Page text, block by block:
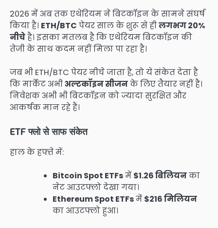
2026 में अब तक एथेरियम ने बिटकॉइन के सामने संघर्ष
किया है। ETH/BTC पेयर साल के शुरू से हीलगभग 20%
नीचेहै। इसका मतलब है कि एथेरियम बिटकॉइन की
तेजी के साथ कदम नहीं मिला पा रहा है।
जब भी ETH/BTC पेयर नीचे जाता है, तो ये संकेत देता है
कि मार्केट अभीअल्टकॉइन सीजनके लिए तैयार नहीं है।
निवेशक अभी भी बिटकॉइन को ज्यादा सुरक्षित और
आकर्षक मान रहे हैं।
ETF फ्लो से साफ संकेत
हाल के हफ्ते में:
Bitcoin Spot ETFsमें $1.26 बिलियनका
नेट आउटफ्लो देखा गया।
Ethereum Spot ETFsमें $216 मिलियन
का आउटफ्लो हुआ।